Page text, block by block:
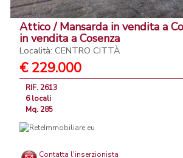
Attico / Mansarda in vendita a
in vendita a Cosenza
Località: CENTRO CITTÀ
€ 229.000
RIF. 2613
6 locali
Mq. 285
Contatta l'inserzionista